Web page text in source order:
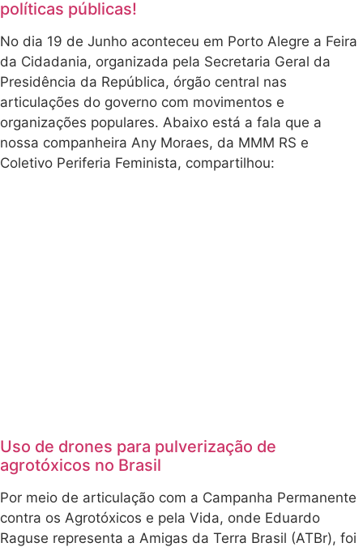
políticas públicas!
No dia 19 de Junho aconteceu em Porto Alegre a Feira
da Cidadania, organizada pela Secretaria Geral da
Presidência da República, órgão central nas
articulações do governo com movimentos e
organizações populares. Abaixo está a fala que a
nossa companheira Any Moraes, da MMM RS e
Coletivo Periferia Feminista, compartilhou:
Uso de drones para pulverização de
agrotóxicos no Brasil
Por meio de articulação com a Campanha Permanente
contra os Agrotóxicos e pela Vida, onde Eduardo
Raguse representa a Amigas da Terra Brasil (ATBr), foi